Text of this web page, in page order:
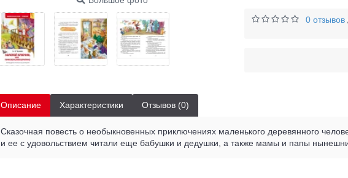
0 отзывов
Описание Характеристики Отзывов (0)
Сказочная повесть о необыкновенных приключениях маленького деревянного
и ее с удовольствием читали еще бабушки и дедушки, а также мамы и папы